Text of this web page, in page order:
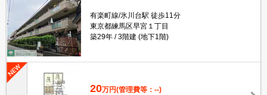
有楽町線/氷川台駅 徒歩11分
東京都練馬区早宮１丁目
築29年
3階建 (地下1階)
20万円(管理費等：--)